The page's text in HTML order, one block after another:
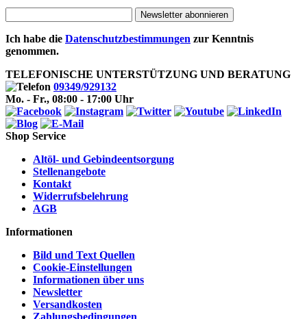
Newsletter abonnieren
Ich habe die Datenschutzbestimmungen zur Kenntnis
genommen.
TELEFONISCHE UNTERSTÜTZUNG UND BERATUNG
09349/929132
Mo. - Fr., 08:00 - 17:00 Uhr
Shop Service
Altöl- und Gebindeentsorgung
Stellenangebote
Kontakt
Widerrufsbelehrung
AGB
Informationen
Bild und Text Quellen
Cookie-Einstellungen
Informationen über uns
Newsletter
Versandkosten